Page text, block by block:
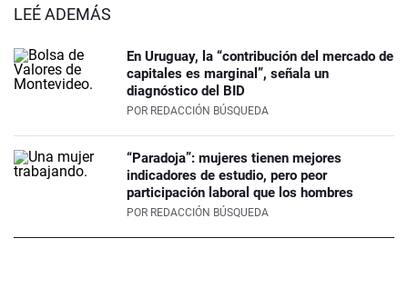
LEÉ ADEMÁS
En Uruguay, la “contribución del mercado de
capitales es marginal”, señala un
diagnóstico del BID
POR REDACCIÓN BÚSQUEDA
“Paradoja”: mujeres tienen mejores
indicadores de estudio, pero peor
participación laboral que los hombres
POR REDACCIÓN BÚSQUEDA